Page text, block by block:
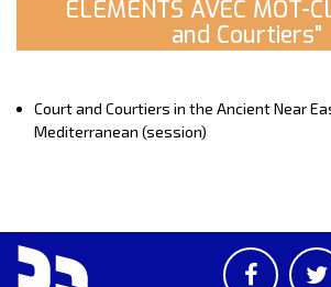
ELEMENTS AVEC MOT-
and Courtiers"
Court and Courtiers in the Ancient Near
Mediterranean (session)